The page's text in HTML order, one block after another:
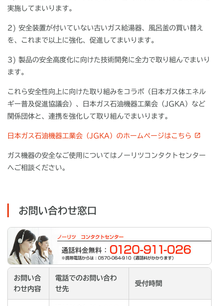
実施してまいります。
2) 安全装置が付いていない古いガス給湯器、風呂釜の買い替え
を、これまで以上に強化、促進してまいります。
3) 製品の安全高度化に向けた技術開発に全力で取り組んでまいり
ます。
これら安全性向上に向けた取り組みをコラボ（日本ガス体エネル
ギー普及促進協議会）、日本ガス石油機器工業会（JGKA）など
関係団体と、連携を強化して取り組んでまいります。
日本ガス石油機器工業会（JGKA）のホームページはこちら
ガス機器の安全なご使用についてはノーリツコンタクトセンター
へご相談ください。
お問い合わせ窓口
お問い合
わせ内容
電話でのお問い合わ
せ先
受付時間